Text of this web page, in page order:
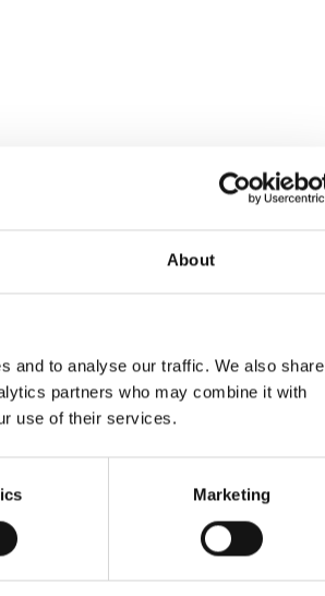
About
and to analyse our traffic. We also share
partners who may combine it with
use of their services.
Marketing